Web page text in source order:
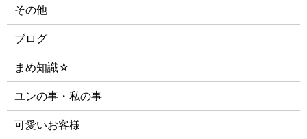
その他
ブログ
まめ知識☆
ユンの事・私の事
可愛いお客様